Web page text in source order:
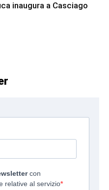
inaugura a Casciago